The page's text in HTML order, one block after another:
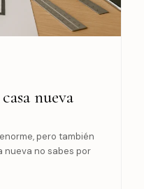
nueva
pero también
nueva no sabes por